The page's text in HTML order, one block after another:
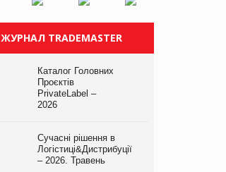
ЖУРНАЛ TRADEMASTER
Каталог Головних
Проєктів
PrivateLabel –
2026
Сучасні рішення в
Логістиці&Дистрибуції
– 2026. Травень